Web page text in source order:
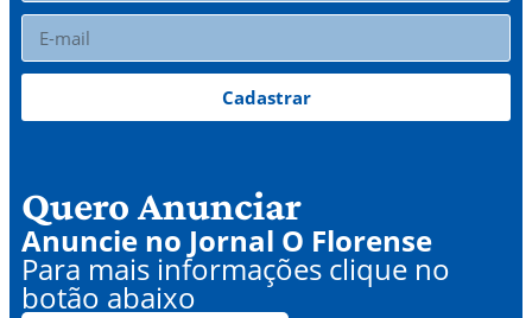
Cadastrar
Quero Anunciar
Anuncie no Jornal O Florense
Para mais informações clique no
botão abaixo